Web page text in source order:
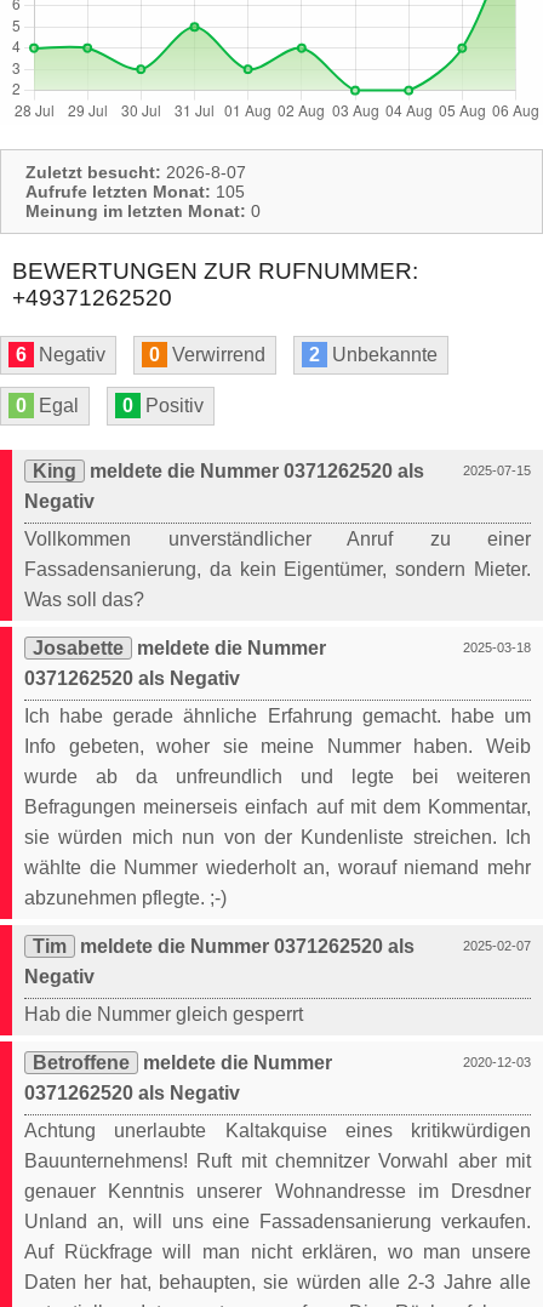
Zuletzt besucht: 2026-8-07
Aufrufe letzten Monat: 105
Meinung im letzten Monat: 0
BEWERTUNGEN ZUR RUFNUMMER:
+49371262520
6 Negativ 0 Verwirrend 2 Unbekannte
0 Egal 0 Positiv
2025-07-15
King
meldete die Nummer 0371262520 als
Negativ
Vollkommen unverständlicher Anruf zu einer
Fassadensanierung, da kein Eigentümer, sondern Mieter.
Was soll das?
2025-03-18
Josabette
meldete die Nummer
0371262520 als Negativ
Ich habe gerade ähnliche Erfahrung gemacht. habe um
Info gebeten, woher sie meine Nummer haben. Weib
wurde ab da unfreundlich und legte bei weiteren
Befragungen meinerseis einfach auf mit dem Kommentar,
sie würden mich nun von der Kundenliste streichen. Ich
wählte die Nummer wiederholt an, worauf niemand mehr
abzunehmen pflegte. ;-)
2025-02-07
Tim
meldete die Nummer 0371262520 als
Negativ
Hab die Nummer gleich gesperrt
2020-12-03
Betroffene
meldete die Nummer
0371262520 als Negativ
Achtung unerlaubte Kaltakquise eines kritikwürdigen
Bauunternehmens! Ruft mit chemnitzer Vorwahl aber mit
genauer Kenntnis unserer Wohnandresse im Dresdner
Unland an, will uns eine Fassadensanierung verkaufen.
Auf Rückfrage will man nicht erklären, wo man unsere
Daten her hat, behaupten, sie würden alle 2-3 Jahre alle